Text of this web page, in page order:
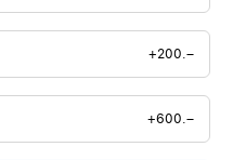
+200.–
+600.–